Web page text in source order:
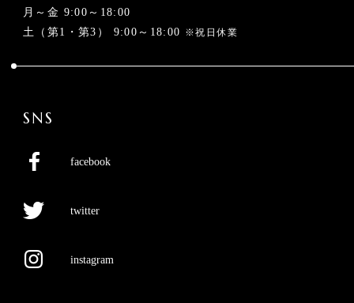
月～金 9:00～18:00
土（第1・第3） 9:00～18:00 ※祝日休業
SNS
facebook
twitter
instagram